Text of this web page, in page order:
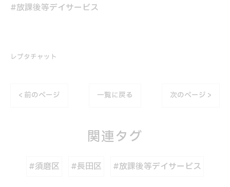
#放課後等デイサービス
レプタチャット
< 前のページ 一覧に戻る 次のページ >
関連タグ
#須磨区 #長田区 #放課後等デイサービス